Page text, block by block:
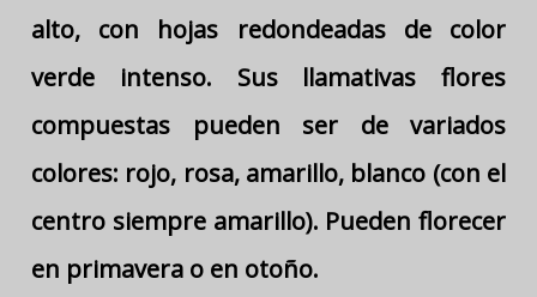
alto, con hojas redondeadas de color
verde intenso. Sus llamativas flores
compuestas pueden ser de variados
colores: rojo, rosa, amarillo, blanco (con el
centro siempre amarillo). Pueden florecer
en primavera o en otoño.